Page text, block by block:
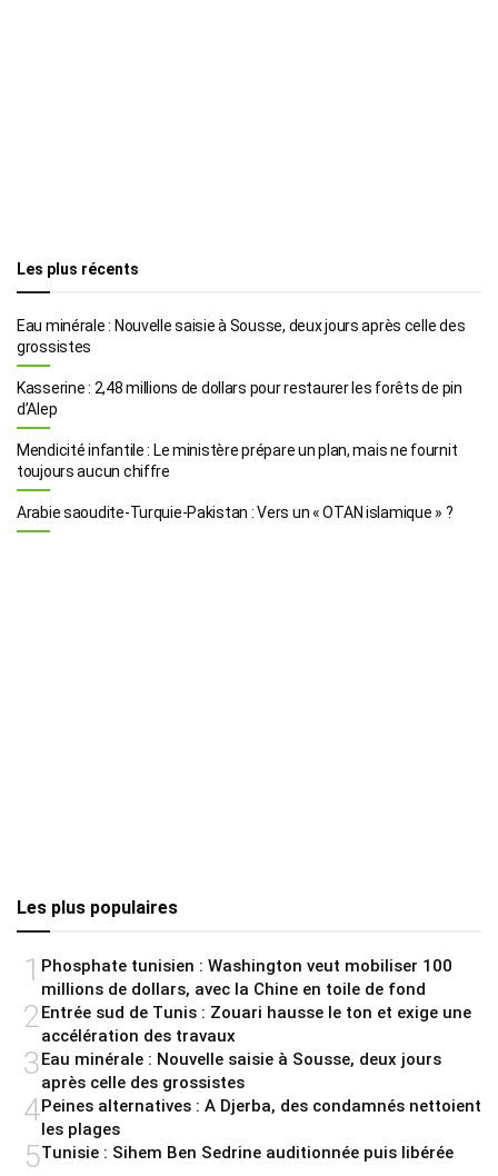
Les plus récents
Eau minérale : Nouvelle saisie à Sousse, deux jours après celle des
grossistes
Kasserine : 2,48 millions de dollars pour restaurer les forêts de pin
d’Alep
Mendicité infantile : Le ministère prépare un plan, mais ne fournit
toujours aucun chiffre
Arabie saoudite-Turquie-Pakistan : Vers un « OTAN islamique » ?
Les plus populaires
1 Phosphate tunisien : Washington veut mobiliser 100
millions de dollars, avec la Chine en toile de fond
2Entrée sud de Tunis : Zouari hausse le ton et exige une
accélération des travaux
3Eau minérale : Nouvelle saisie à Sousse, deux jours
après celle des grossistes
4Peines alternatives : A Djerba, des condamnés nettoient
les plages
5Tunisie : Sihem Ben Sedrine auditionnée puis libérée